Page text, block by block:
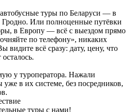
туры по Беларуси — в
Или полноценные путёвки
в Европу — всё с выездом прямо
по телефону», никаких
видите всё сразу: дату, цену, что
у туроператора. Нажали
в их системе, без посредников,
туры с нами!